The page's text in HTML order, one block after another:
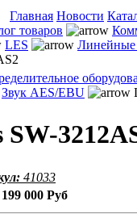
Главная Новости
товаров
LES Линейные
Звук AES/EBU
SW-
41033
199 000 Руб